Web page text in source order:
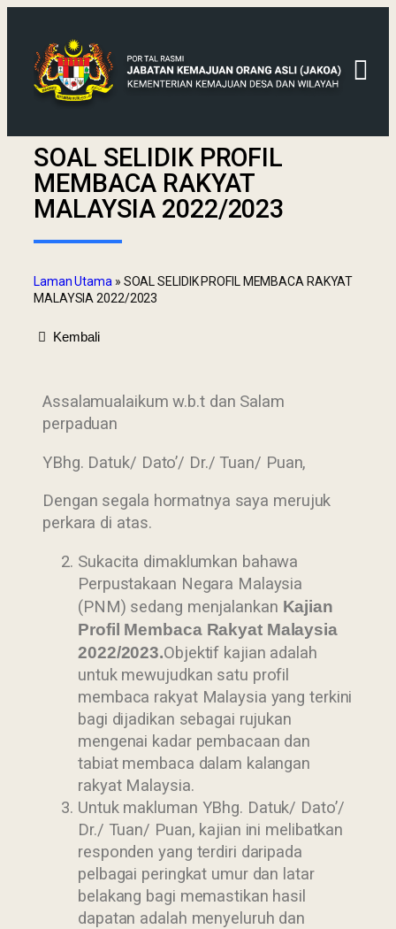
SOAL SELIDIK PROFIL
MEMBACA RAKYAT
MALAYSIA 2022/2023
Laman Utama » SOAL SELIDIK PROFIL MEMBACA RAKYAT
MALAYSIA 2022/2023
Kembali
Assalamualaikum w.b.t dan Salam
perpaduan
YBhg. Datuk/ Dato’/ Dr./ Tuan/ Puan,
Dengan segala hormatnya saya merujuk
perkara di atas.
Sukacita dimaklumkan bahawa
Perpustakaan Negara Malaysia
(PNM) sedang menjalankan Kajian
Profil Membaca Rakyat Malaysia
2022/2023.Objektif kajian adalah
untuk mewujudkan satu profil
membaca rakyat Malaysia yang terkini
bagi dijadikan sebagai rujukan
mengenai kadar pembacaan dan
tabiat membaca dalam kalangan
rakyat Malaysia.
Untuk makluman YBhg. Datuk/ Dato’/
Dr./ Tuan/ Puan, kajian ini melibatkan
responden yang terdiri daripada
pelbagai peringkat umur dan latar
belakang bagi memastikan hasil
dapatan adalah menyeluruh dan